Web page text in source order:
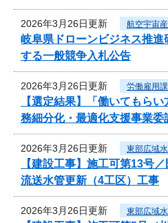
2026年3月26日更新 航空宇宙
岐阜県ドローンビジネス推進
する一般競争入札公告
2026年3月26日更新 労働雇用課
【選定結果】「働いてもら
務細分化・最適化支援事業委
2026年3月26日更新 東部広域
【建設工事】施工可第13号
流送水管更新（4工区）工事
2026年3月26日更新 東部広域